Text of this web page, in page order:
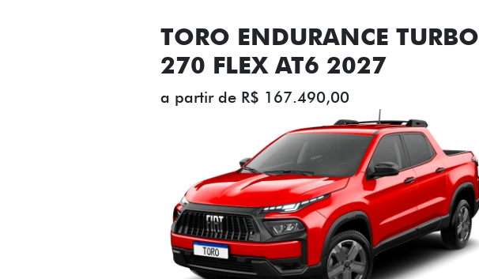
TORO ENDURANCE TURBO
270 FLEX AT6 2027
a partir de R$ 167.490,00